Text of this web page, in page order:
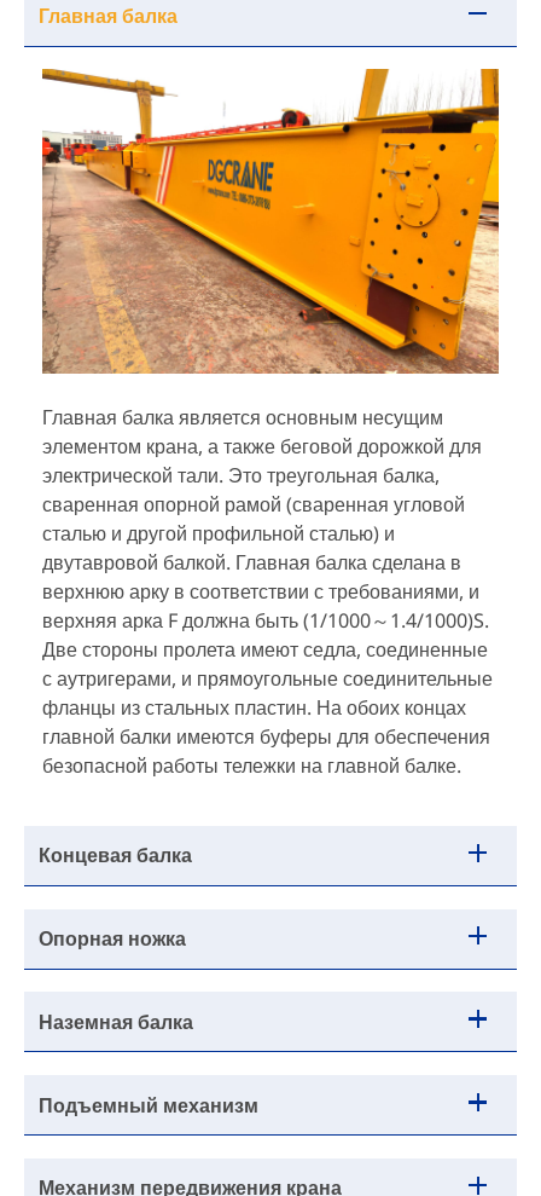
Главная балка
Главная балка является основным несущим
элементом крана, а также беговой дорожкой для
электрической тали. Это треугольная балка,
сваренная опорной рамой (сваренная угловой
сталью и другой профильной сталью) и
двутавровой балкой. Главная балка сделана в
верхнюю арку в соответствии с требованиями, и
верхняя арка F должна быть (1/1000～1.4/1000)S.
Две стороны пролета имеют седла, соединенные
с аутригерами, и прямоугольные соединительные
фланцы из стальных пластин. На обоих концах
главной балки имеются буферы для обеспечения
безопасной работы тележки на главной балке.
Концевая балка
Опорная ножка
Наземная балка
Подъемный механизм
Механизм передвижения крана